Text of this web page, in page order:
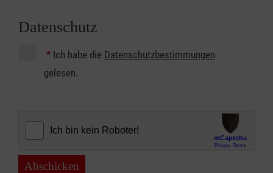
Datenschutz
* Ich habe die Datenschutzbestimmungen
gelesen.
Abschicken